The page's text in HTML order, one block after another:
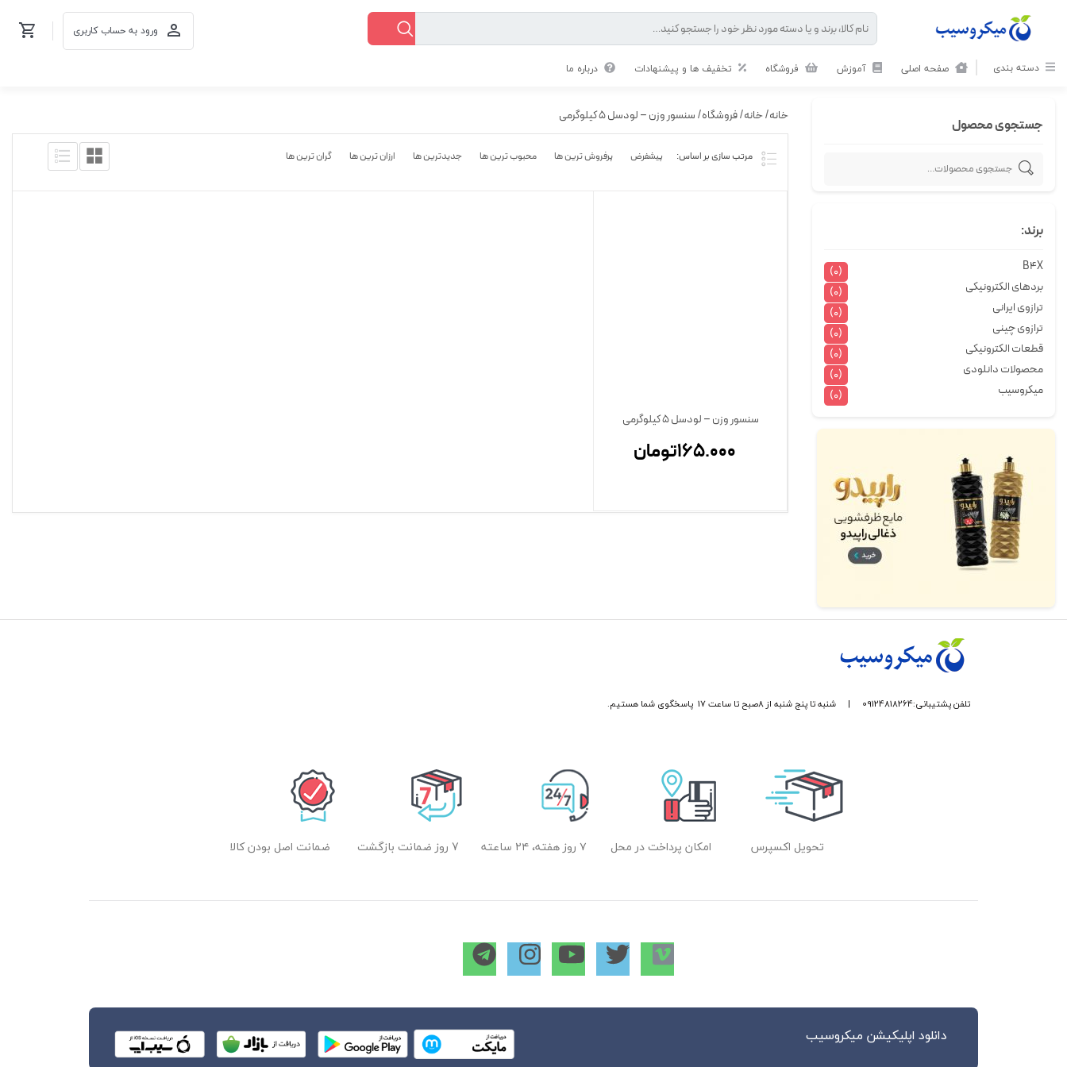
ورود به حساب کاربری
دسته بندی صفحه اصلی آموزش فروشگاه تخفیف ها و پیشنهادات درباره ما
جستجوی محصول
برند:
B4X
(0)
بردهای الکترونیکی
(0)
ترازوی ایرانی
(0)
ترازوی چینی
(0)
قطعات الکترونیکی
(0)
محصولات دانلودی
(0)
میکروسیب
(0)
خانه/خانه/فروشگاه/سنسور وزن – لودسل 5 کیلوگرمی
پیشفرض پرفروش ترین ها محبوب ترین ها جدیدترین ها ارزان ترین ها گران ترین ها
سنسور وزن – لودسل 5 کیلوگرمی
165.000تومان
تلفن پشتیبانی:09124818264 | شنبه تا پنج شنبه از 8صبح تا ساعت 17 پاسخگوی شما هستیم.
تحویل اکسپرس امکان پرداخت در محل ۷ روز هفته، ۲۴ ساعته 7 روز ضمانت بازگشت ضمانت اصل بودن کالا
دانلود اپلیکیشن میکروسیب